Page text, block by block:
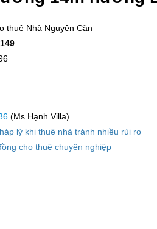
thuê Nhà Nguyên Căn
(Ms Hạnh Villa)
lý khi thuê nhà tránh nhiều rủi ro
cho thuê chuyên nghiệp